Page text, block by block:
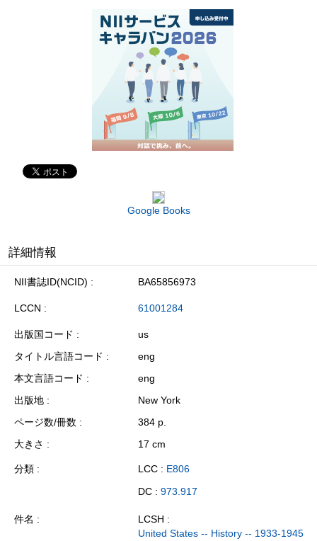
Google Books
詳細情報
NII書誌ID(NCID) BA65856973
LCCN 61001284
出版国コード
us
タイトル言語コード
eng
本文言語コード
eng
出版地
New York
ページ数/冊数
384 p.
大きさ
17 cm
分類 LCC : E806
DC : 973.917
件名
LCSH :
United States -- History -- 1933-1945